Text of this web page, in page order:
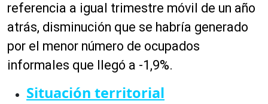
referencia a igual trimestre móvil de un año
atrás, disminución que se habría generado
por el menor número de ocupados
informales que llegó a -1,9%.
Situación territorial